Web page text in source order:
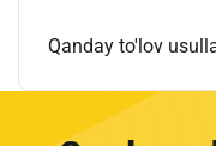
Qanday to'lov